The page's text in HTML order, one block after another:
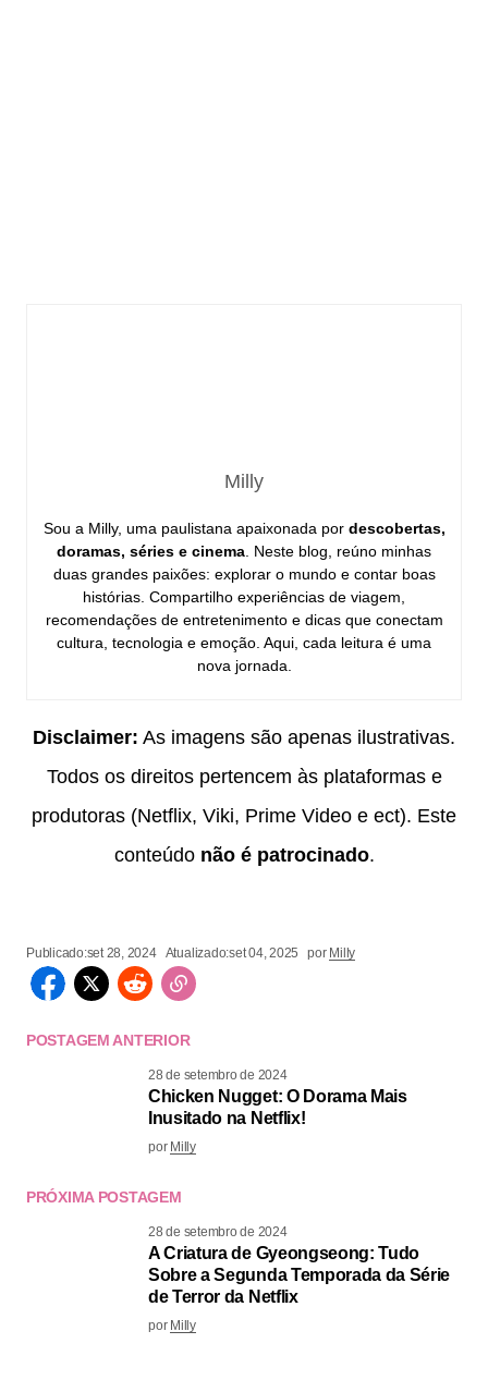
Milly
Sou a Milly, uma paulistana apaixonada por descobertas,
doramas, séries e cinema. Neste blog, reúno minhas
duas grandes paixões: explorar o mundo e contar boas
histórias. Compartilho experiências de viagem,
recomendações de entretenimento e dicas que conectam
cultura, tecnologia e emoção. Aqui, cada leitura é uma
nova jornada.
Disclaimer: As imagens são apenas ilustrativas.
Todos os direitos pertencem às plataformas e
produtoras (Netflix, Viki, Prime Video e ect). Este
conteúdo não é patrocinado.
Publicado:set 28, 2024 Atualizado:set 04, 2025 por Milly
POSTAGEM ANTERIOR
28 de setembro de 2024
Chicken Nugget: O Dorama Mais
Inusitado na Netflix!
por Milly
PRÓXIMA POSTAGEM
28 de setembro de 2024
A Criatura de Gyeongseong: Tudo
Sobre a Segunda Temporada da Série
de Terror da Netflix
por Milly